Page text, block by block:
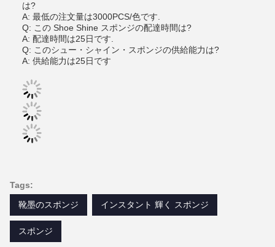
は?
A: 最低の注文量は3000PCS/色です.
Q: この Shoe Shine スポンジの配達時間は?
A: 配達時間は25日です.
Q: このシュー・シャイン・スポンジの供給能力は?
A: 供給能力は25日です
Tags:
靴墨のスポンジ
インスタント 輝く スポンジ
スポンジ